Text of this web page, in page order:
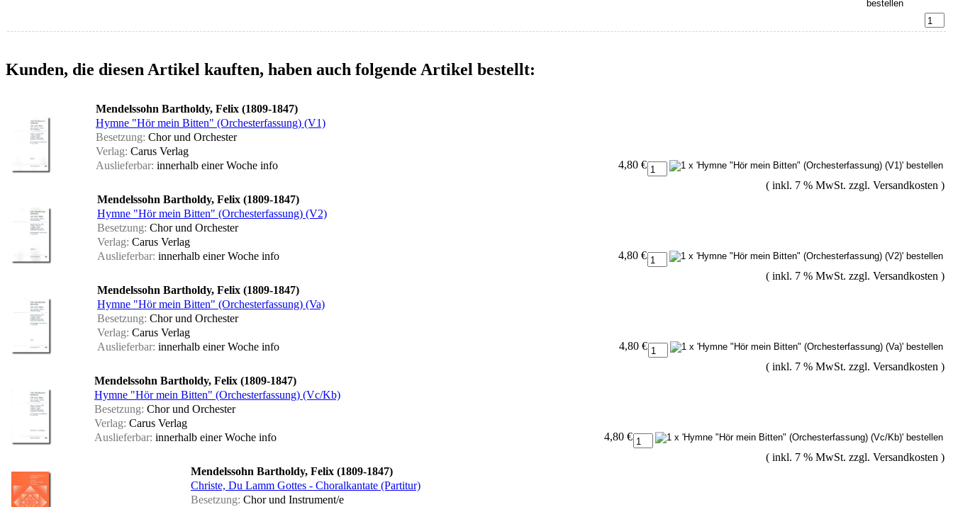
Kunden, die diesen Artikel kauften, haben auch folgende Artikel bestellt:
Mendelssohn Bartholdy, Felix (1809-1847)
Hymne "Hör mein Bitten" (Orchesterfassung) (V1)
Besetzung: Chor und Orchester
Verlag: Carus Verlag
Auslieferbar: innerhalb einer Woche info
4,80 €
( inkl. 7 % MwSt. zzgl. Versandkosten )
Mendelssohn Bartholdy, Felix (1809-1847)
Hymne "Hör mein Bitten" (Orchesterfassung) (V2)
Besetzung: Chor und Orchester
Verlag: Carus Verlag
Auslieferbar: innerhalb einer Woche info
4,80 €
( inkl. 7 % MwSt. zzgl. Versandkosten )
Mendelssohn Bartholdy, Felix (1809-1847)
Hymne "Hör mein Bitten" (Orchesterfassung) (Va)
Besetzung: Chor und Orchester
Verlag: Carus Verlag
Auslieferbar: innerhalb einer Woche info
4,80 €
( inkl. 7 % MwSt. zzgl. Versandkosten )
Mendelssohn Bartholdy, Felix (1809-1847)
Hymne "Hör mein Bitten" (Orchesterfassung) (Vc/Kb)
Besetzung: Chor und Orchester
Verlag: Carus Verlag
Auslieferbar: innerhalb einer Woche info
4,80 €
( inkl. 7 % MwSt. zzgl. Versandkosten )
Mendelssohn Bartholdy, Felix (1809-1847)
Christe, Du Lamm Gottes - Choralkantate (Partitur)
Besetzung: Chor und Instrument/e